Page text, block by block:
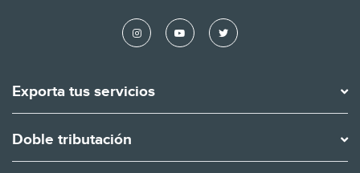
Exporta tus servicios
Doble tributación